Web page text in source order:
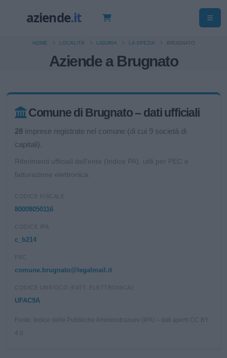
Aziende a Brugnato
HOME LOCALITÀ LIGURIA LA SPEZIA BRUGNATO
Comune di Brugnato – dati ufficiali
28 imprese registrate nel comune (di cui 9 società di
capitali).
Riferimenti ufficiali dell'ente (Indice PA), utili per PEC e
fatturazione elettronica.
CODICE FISCALE
80008050116
CODICE IPA
c_b214
PEC
comune.brugnato@legalmail.it
CODICE UNIVOCO (FATT. ELETTRONICA)
UFAC9A
Fonte: Indice delle Pubbliche Amministrazioni (IPA) – dati aperti CC BY